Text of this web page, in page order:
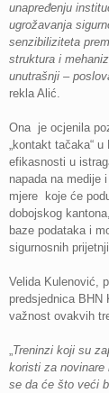
unapređenju
ugrožavanja
senzibiliziteta
struktura i
unutrašnji –
rekla Alić.
Ona je ocjenila
„kontakt tačaka“
efikasnosti u
napada na medije
mjere koje će
dobojskog
baze podataka i
sigurnosnih
Velida Kulenović,
predsjednica BHN
važnost ovakvih
„Treninzi koji su
koristi za novinare
se da će što veći